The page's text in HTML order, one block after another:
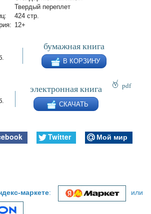
Твердый переплет
424 стр.
12+
бумажная книга
В КОРЗИНУ
электронная книга
СКАЧАТЬ
pdf
Twitter
Мой мир
маркете: или